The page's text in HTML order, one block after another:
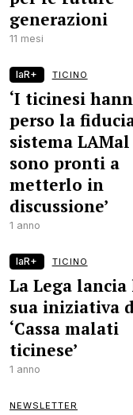
generazioni
11 mesi
laR+ TICINO
‘I ticinesi
perso la
sistema LAMal
sono pronti a
metterlo in
discussione’
1 anno
laR+ TICINO
La Lega lancia
sua iniziativa
‘Cassa malati
ticinese’
1 anno
NEWSLETTER